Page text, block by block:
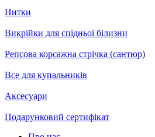
Нитки
Викрійки для спідньої білизни
Репсова корсажна стрічка (сантюр)
Все для купальників
Аксесуари
Подарунковий сертифікат